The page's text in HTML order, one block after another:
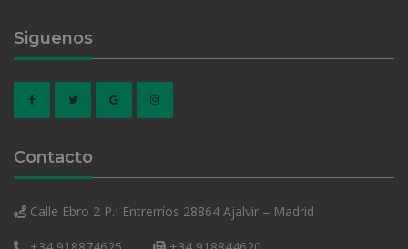
Siguenos
Contacto
Calle Ebro 2 P.I Entrerríos 28864 Ajalvir – Madrid